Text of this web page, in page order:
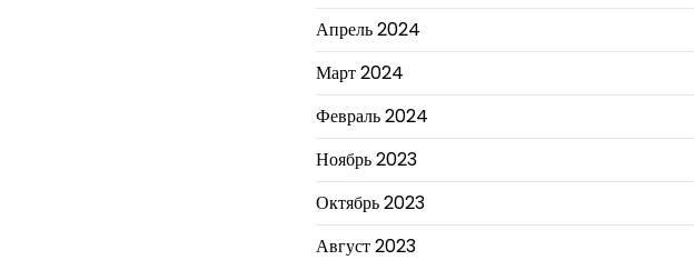
Апрель 2024
Март 2024
Февраль 2024
Ноябрь 2023
Октябрь 2023
Август 2023